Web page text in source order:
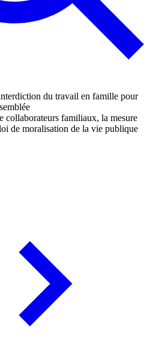
collaborateurs familiaux, la mesure
de moralisation de la vie publique